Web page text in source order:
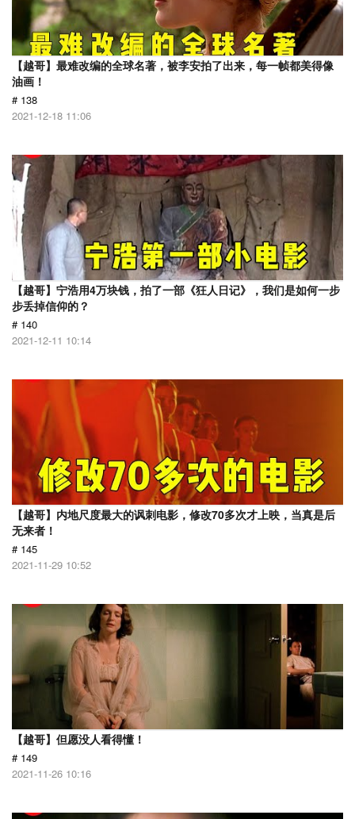
【越哥】最难改编的全球名著，被李安拍了出来，每一帧都美得像
油画！
# 138
2021-12-18 11:06
【越哥】宁浩用4万块钱，拍了一部《狂人日记》，我们是如何一步
步丢掉信仰的？
# 140
2021-12-11 10:14
【越哥】内地尺度最大的讽刺电影，修改70多次才上映，当真是后
无来者！
# 145
2021-11-29 10:52
【越哥】但愿没人看得懂！
# 149
2021-11-26 10:16